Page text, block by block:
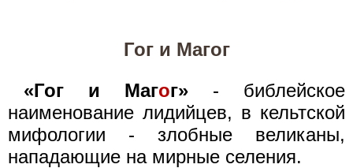
Гог и Магог
«Гог и Магог» - библейское
наименование лидийцев, в кельтской
мифологии - злобные великаны,
нападающие на мирные селения.